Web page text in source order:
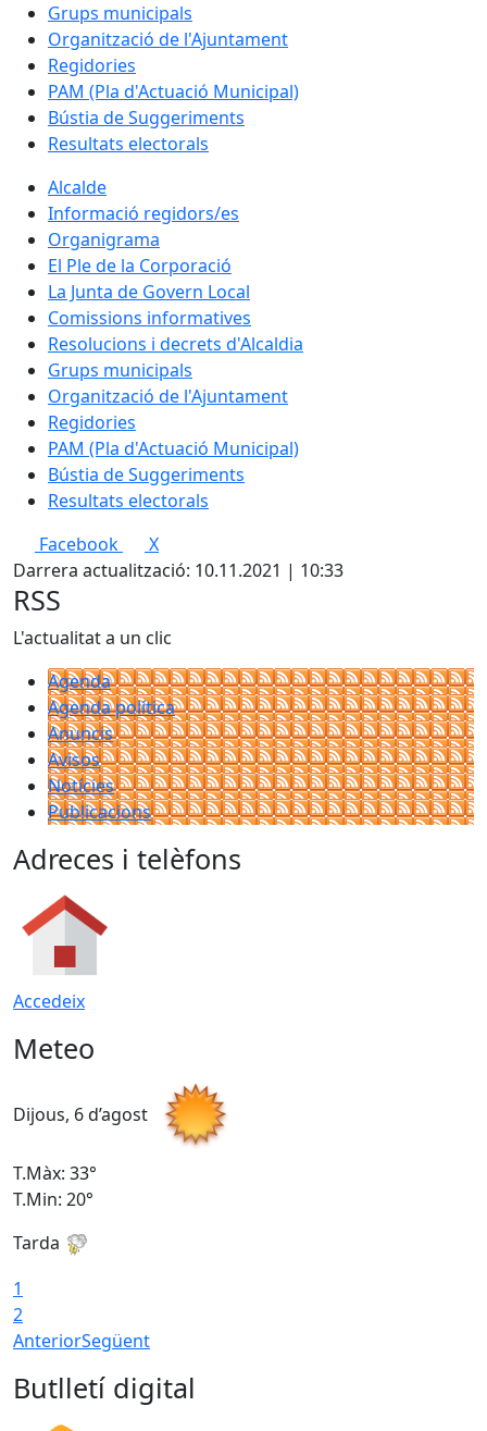
Grups municipals
Organització de l'Ajuntament
Regidories
PAM (Pla d'Actuació Municipal)
Bústia de Suggeriments
Resultats electorals
Alcalde
Informació regidors/es
Organigrama
El Ple de la Corporació
La Junta de Govern Local
Comissions informatives
Resolucions i decrets d'Alcaldia
Grups municipals
Organització de l'Ajuntament
Regidories
PAM (Pla d'Actuació Municipal)
Bústia de Suggeriments
Resultats electorals
Facebook
X
Darrera actualització: 10.11.2021 | 10:33
RSS
L'actualitat a un clic
Agenda
Agenda política
Anuncis
Avisos
Notícies
Publicacions
Adreces i telèfons
Accedeix
Meteo
Dijous, 6 d’agost
T.Màx: 33°
T.Min: 20°
Tarda
1
2
AnteriorSegüent
Butlletí digital